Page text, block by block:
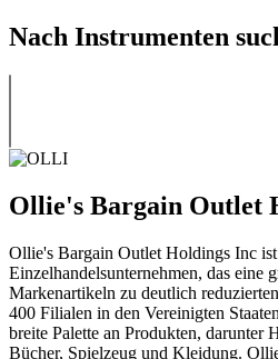
Nach Instrumenten
Ollie's Bargain Outlet
Ollie's Bargain Outlet Holdings Inc
Einzelhandelsunternehmen, das eine
Markenartikeln zu deutlich
400 Filialen in den Vereinigten
breite Palette an Produkten, darunter
Bücher, Spielzeug und Kleidung.